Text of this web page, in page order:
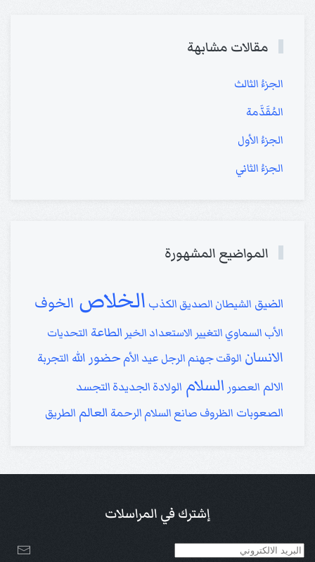
مقالات مشابهة
الجزءُ الثالث
المُقَدَّمة
الجزءُ الأول
الجزءُ الثاني
المواضيع المشهورة
الضيق الشيطان الصديق الكذب الخلاص الخوف
الأب السماوي التغيير الاستعداد الخير الطاعة التحديات
الانسان الوقتجهنم الرجل عيد الأم حضور الله التجربة
الالم العصور السلام الولادة الجديدة التجسد
الصعوبات الظروف صانع السلام الرحمة العالم الطريق
إشترك في المراسلات